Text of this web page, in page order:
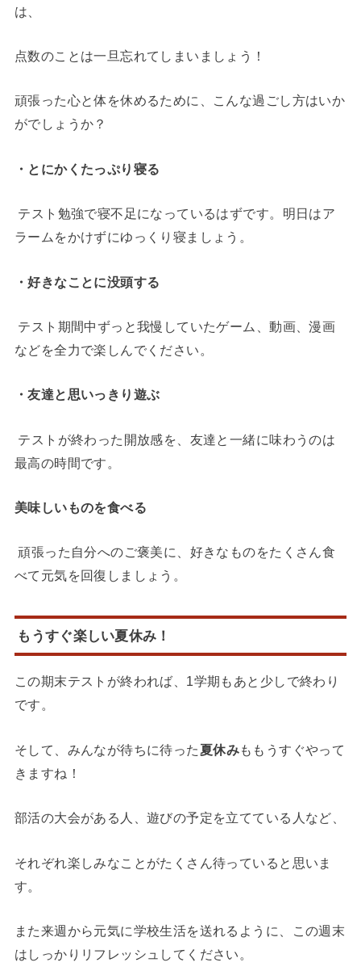
は、
点数のことは一旦忘れてしまいましょう！
頑張った心と体を休めるために、こんな過ごし方はいか
がでしょうか？
・とにかくたっぷり寝る
テスト勉強で寝不足になっているはずです。明日はア
ラームをかけずにゆっくり寝ましょう。
・好きなことに没頭する
テスト期間中ずっと我慢していたゲーム、動画、漫画
などを全力で楽しんでください。
・友達と思いっきり遊ぶ
テストが終わった開放感を、友達と一緒に味わうのは
最高の時間です。
美味しいものを食べる
頑張った自分へのご褒美に、好きなものをたくさん食
べて元気を回復しましょう。
もうすぐ楽しい夏休み！
この期末テストが終われば、1学期もあと少しで終わり
です。
そして、みんなが待ちに待った夏休みももうすぐやって
きますね！
部活の大会がある人、遊びの予定を立てている人など、
それぞれ楽しみなことがたくさん待っていると思いま
す。
また来週から元気に学校生活を送れるように、この週末
はしっかりリフレッシュしてください。